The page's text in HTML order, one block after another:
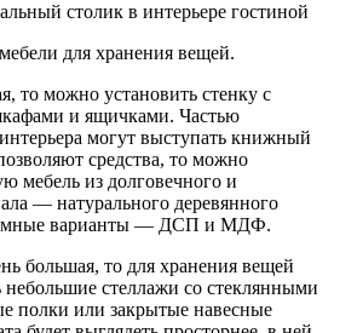
столик в интерьере гостиной
для хранения вещей.
то можно установить стенку с
и ящичками. Частью
могут выступать книжный
средства, то можно
мебель из долговечного и
— натурального деревянного
варианты — ДСП и МДФ.
большая, то для хранения вещей
небольшие стеллажи со стеклянными
полки или закрытые навесные